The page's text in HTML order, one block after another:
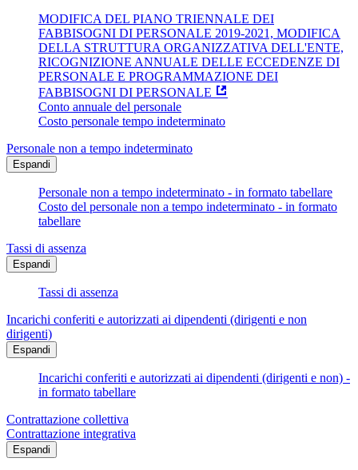
MODIFICA DEL PIANO TRIENNALE DEI
FABBISOGNI DI PERSONALE 2019-2021, MODIFICA
DELLA STRUTTURA ORGANIZZATIVA DELL'ENTE,
RICOGNIZIONE ANNUALE DELLE ECCEDENZE DI
PERSONALE E PROGRAMMAZIONE DEI
FABBISOGNI DI PERSONALE
Conto annuale del personale
Costo personale tempo indeterminato
Personale non a tempo indeterminato
Espandi
Personale non a tempo indeterminato - in formato tabellare
Costo del personale non a tempo indeterminato - in formato
tabellare
Tassi di assenza
Espandi
Tassi di assenza
Incarichi conferiti e autorizzati ai dipendenti (dirigenti e non
dirigenti)
Espandi
Incarichi conferiti e autorizzati ai dipendenti (dirigenti e non) -
in formato tabellare
Contrattazione collettiva
Contrattazione integrativa
Espandi